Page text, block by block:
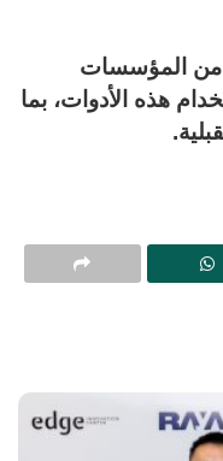
من المؤسسات
هذه الأدوات، بما